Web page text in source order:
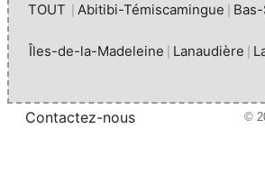
TOUT Abitibi-Témiscamingue
Îles-de-la-Madeleine Lanaudière
Contactez-nous ©